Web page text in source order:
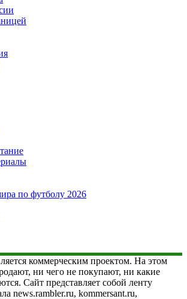
по футболу 2026
коммерческим проектом. На этом
ни чего не покупают, ни какие
Сайт представляет собой ленту
news.rambler.ru, kommersant.ru,